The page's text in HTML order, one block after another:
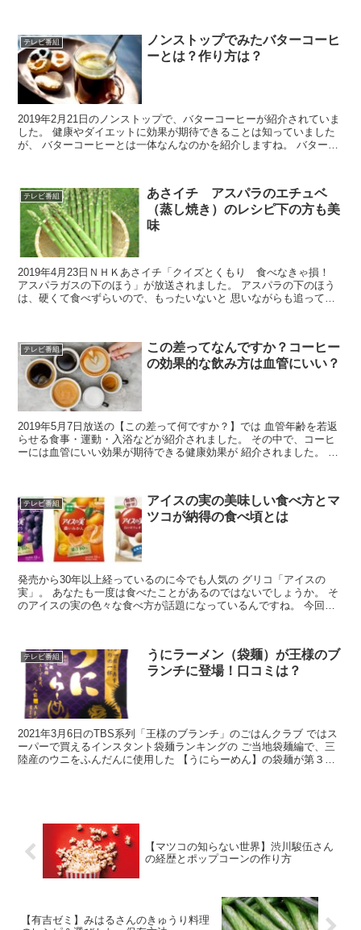
テレビ番組
ノンストップでみたバターコーヒ
ーとは？作り方は？
2019年2月21日のノンストップで、バターコーヒーが紹介されていま
した。 健康やダイエットに効果が期待できることは知っていました
が、 バターコーヒーとは一体なんなのかを紹介しますね。 バターコ
テレビ番組
あさイチ アスパラのエチュベ
（蒸し焼き）のレシピ下の方も美
味
2019年4月23日ＮＨＫあさイチ「クイズとくもり 食べなきゃ損！
アスパラガスの下のほう」が放送されました。 アスパラの下のほう
は、硬くて食べずらいので、もったいないと 思いながらも追って捨
テレビ番組
この差ってなんですか？コーヒー
の効果的な飲み方は血管にいい？
2019年5月7日放送の【この差って何ですか？】では 血管年齢を若返
らせる食事・運動・入浴などが紹介されました。 その中で、コーヒ
ーには血管にいい効果が期待できる健康効果が 紹介されました。 体
テレビ番組
アイスの実の美味しい食べ方とマ
ツコが納得の食べ頃とは
発売から30年以上経っているのに今でも人気の グリコ「アイスの
実」。 あなたも一度は食べたことがあるのではないでしょうか。 そ
のアイスの実の色々な食べ方が話題になっているんですね。 今回は
テレビ番組
うにラーメン（袋麺）が王様のブ
ランチに登場！口コミは？
2021年3月6日のTBS系列「王様のブランチ」のごはんクラブ ではス
ーパーで買えるインスタント袋麺ランキングの ご当地袋麺編で、三
陸産のウニをふんだんに使用した 【うにらーめん】の袋麺が第３位
【マツコの知らない世界】渋川駿伍さん
の経歴とポップコーンの作り方
【有吉ゼミ】みはるさんのきゅうり料理